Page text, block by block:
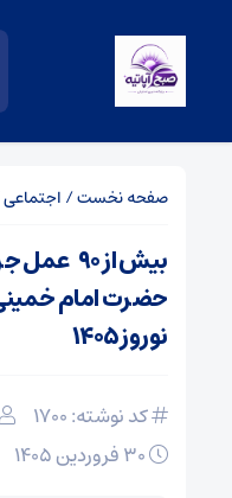
صفحه نخست/ اجتماعی
بیش از
حضرت امام
نوروز۱۴۰۵
کد نوشته: 1700